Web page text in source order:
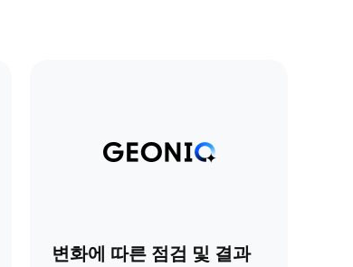
변화에 따른 점검 및 결과